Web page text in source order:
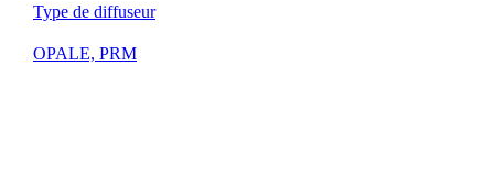
Type de diffuseur
OPALE, PRM